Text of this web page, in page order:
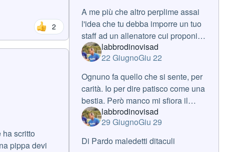
2
scritto
pippa devi
A me più che altro perplime assai
l'idea che tu debba imporre un tuo
staff ad un allenatore cui proponi di
lavorare. Se fosse vera, e a sto
punto, da varie cose che sento, lo
è, è una roba mai sentita
labbrodinovisad
22 GiugnoGiu 22
Ognuno fa quello che si sente, per
carità. Io per dire patisco come una
bestia. Però manco mi sfiora il
pensiero di non essere
domenicalmente lì. Alla fine siamo
tutti diversi e ci sta, ma credo che l
labbrodinovisad
29 GiugnoGiu 29
Di Pardo maledetti ditaculi